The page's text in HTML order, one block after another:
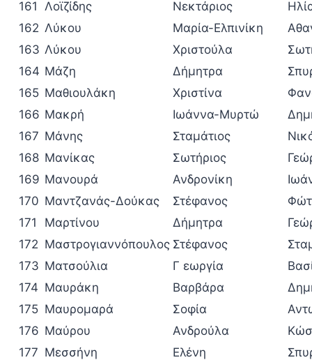
161 Λοϊζίδης Νεκτάριος
162 Λύκου Μαρία-Ελπινίκη
163 Λύκου Χριστούλα
164 Μάζη Δήμητρα
165 Μαθιουλάκη Χριστίνα
166 Μακρή Ιωάννα-Μυρτώ
167 Μάνης Σταμάτιος
168 Μανίκας Σωτήριος
169 Μανουρά Ανδρονίκη
170 Μαντζανάς-Δούκας Στέφανος
171
Μαρτίνου Δήμητρα
172 Μαστρογιαννόπουλος Στέφανος
173 Ματσούλια Γ εωργία
174 Μαυράκη Βαρβάρα
175 Μαυρομαρά Σοφία
176 Μαύρου Ανδρούλα
177 Μεσσήνη Ελένη